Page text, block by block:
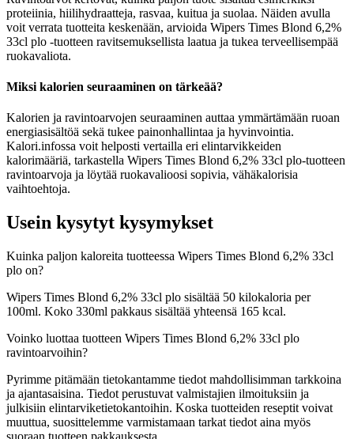
proteiinia, hiilihydraatteja, rasvaa, kuitua ja suolaa. Näiden avulla
voit verrata tuotteita keskenään, arvioida Wipers Times Blond 6,2%
33cl plo -tuotteen ravitsemuksellista laatua ja tukea terveellisempää
ruokavaliota.
Miksi kalorien seuraaminen on tärkeää?
Kalorien ja ravintoarvojen seuraaminen auttaa ymmärtämään ruoan
energiasisältöä sekä tukee painonhallintaa ja hyvinvointia.
Kalori.infossa voit helposti vertailla eri elintarvikkeiden
kalorimääriä, tarkastella Wipers Times Blond 6,2% 33cl plo-tuotteen
ravintoarvoja ja löytää ruokavalioosi sopivia, vähäkalorisia
vaihtoehtoja.
Usein kysytyt kysymykset
Kuinka paljon kaloreita tuotteessa Wipers Times Blond 6,2% 33cl
plo on?
Wipers Times Blond 6,2% 33cl plo sisältää 50 kilokaloria per
100ml. Koko 330ml pakkaus sisältää yhteensä 165 kcal.
Voinko luottaa tuotteen Wipers Times Blond 6,2% 33cl plo
ravintoarvoihin?
Pyrimme pitämään tietokantamme tiedot mahdollisimman tarkkoina
ja ajantasaisina. Tiedot perustuvat valmistajien ilmoituksiin ja
julkisiin elintarviketietokantoihin. Koska tuotteiden reseptit voivat
muuttua, suosittelemme varmistamaan tarkat tiedot aina myös